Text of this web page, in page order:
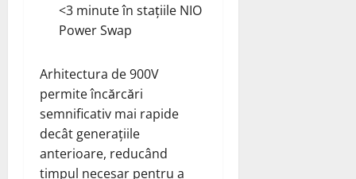
<3 minute în stațiile NIO
Power Swap
Arhitectura de 900V
permite încărcări
semnificativ mai rapide
decât generațiile
anterioare, reducând
timpul necesar pentru a